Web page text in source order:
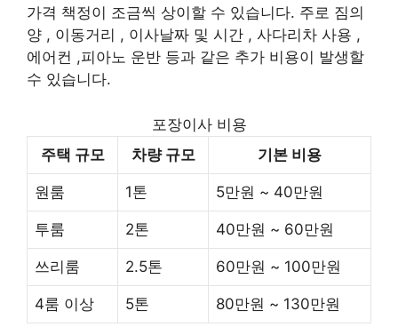
가격 책정이 조금씩 상이할 수 있습니다. 주로 짐의
양 , 이동거리 , 이사날짜 및 시간 , 사다리차 사용 ,
에어컨 ,피아노 운반 등과 같은 추가 비용이 발생할
수 있습니다.
포장이사 비용
주택 규모
차량 규모 기본 비용
원룸 1톤 5만원 ~ 40만원
투룸 2톤 40만원 ~ 60만원
쓰리룸 2.5톤 60만원 ~ 100만원
4룸 이상 5톤 80만원 ~ 130만원